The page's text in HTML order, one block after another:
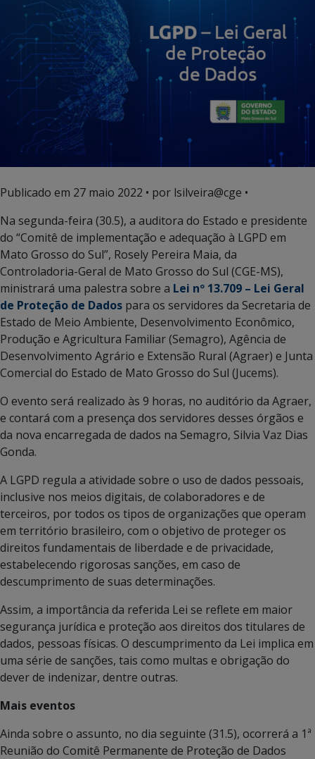
Publicado em 27 maio 2022 • por lsilveira@cge •
Na segunda-feira (30.5), a auditora do Estado e presidente
do “Comitê de implementação e adequação à LGPD em
Mato Grosso do Sul”, Rosely Pereira Maia, da
Controladoria-Geral de Mato Grosso do Sul (CGE-MS),
ministrará uma palestra sobre a Lei nº 13.709 – Lei Geral
de Proteção de Dados para os servidores da Secretaria de
Estado de Meio Ambiente, Desenvolvimento Econômico,
Produção e Agricultura Familiar (Semagro), Agência de
Desenvolvimento Agrário e Extensão Rural (Agraer) e Junta
Comercial do Estado de Mato Grosso do Sul (Jucems).
O evento será realizado às 9 horas, no auditório da Agraer,
e contará com a presença dos servidores desses órgãos e
da nova encarregada de dados na Semagro, Silvia Vaz Dias
Gonda.
A LGPD regula a atividade sobre o uso de dados pessoais,
inclusive nos meios digitais, de colaboradores e de
terceiros, por todos os tipos de organizações que operam
em território brasileiro, com o objetivo de proteger os
direitos fundamentais de liberdade e de privacidade,
estabelecendo rigorosas sanções, em caso de
descumprimento de suas determinações.
Assim, a importância da referida Lei se reflete em maior
segurança jurídica e proteção aos direitos dos titulares de
dados, pessoas físicas. O descumprimento da Lei implica em
uma série de sanções, tais como multas e obrigação do
dever de indenizar, dentre outras.
Mais eventos
Ainda sobre o assunto, no dia seguinte (31.5), ocorrerá a 1ª
Reunião do Comitê Permanente de Proteção de Dados